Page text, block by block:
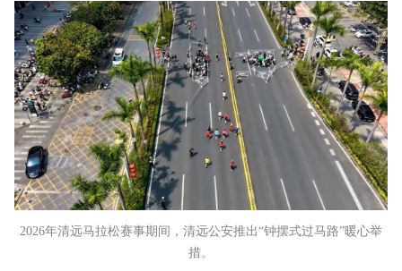
2026年清远马拉松赛事期间，清远公安推出“钟摆式过马路”暖心举
措。